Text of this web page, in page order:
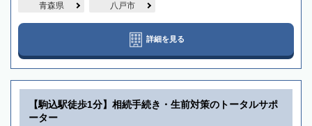
青森県 八戸市
詳細を見る
【駒込駅徒歩1分】相続手続き・生前対策のトータルサポ
ーター